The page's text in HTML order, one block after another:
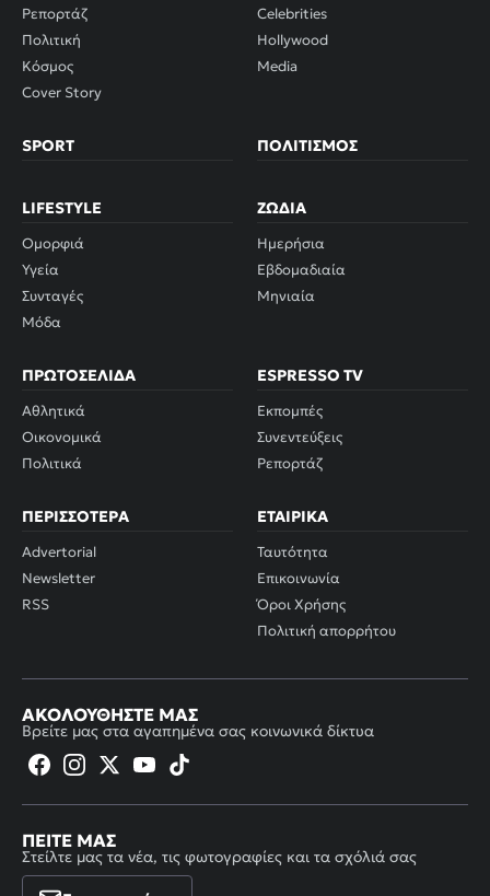
Ρεπορτάζ
Πολιτική
Κόσμος
Cover Story
Celebrities
Hollywood
Media
SPORT ΠΟΛΙΤΙΣΜΌΣ
LIFESTYLE
Ομορφιά
Υγεία
Συνταγές
Μόδα
ΖΏΔΙΑ
Ημερήσια
Εβδομαδιαία
Μηνιαία
ΠΡΩΤΟΣΈΛΙΔΑ
Αθλητικά
Οικονομικά
Πολιτικά
ESPRESSO TV
Εκπομπές
Συνεντεύξεις
Ρεπορτάζ
ΠΕΡΙΣΣΌΤΕΡΑ
Advertorial
Newsletter
RSS
ΕΤΑΙΡΙΚΆ
Ταυτότητα
Επικοινωνία
Όροι Χρήσης
Πολιτική απορρήτου
ΑΚΟΛΟΥΘΉΣΤΕ ΜΑΣ
Βρείτε μας στα αγαπημένα σας κοινωνικά δίκτυα
ΠΕΊΤΕ ΜΑΣ
Στείλτε μας τα νέα, τις φωτογραφίες και τα σχόλιά σας